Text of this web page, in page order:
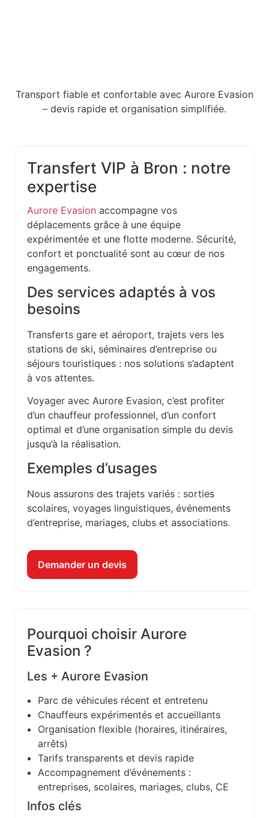
Transport fiable et confortable avec Aurore Evasion
– devis rapide et organisation simplifiée.
Transfert VIP à Bron : notre
expertise
Aurore Evasion accompagne vos
déplacements grâce à une équipe
expérimentée et une flotte moderne. Sécurité,
confort et ponctualité sont au cœur de nos
engagements.
Des services adaptés à vos
besoins
Transferts gare et aéroport, trajets vers les
stations de ski, séminaires d’entreprise ou
séjours touristiques : nos solutions s’adaptent
à vos attentes.
Voyager avec Aurore Evasion, c’est profiter
d’un chauffeur professionnel, d’un confort
optimal et d’une organisation simple du devis
jusqu’à la réalisation.
Exemples d’usages
Nous assurons des trajets variés : sorties
scolaires, voyages linguistiques, événements
d’entreprise, mariages, clubs et associations.
Demander un devis
Pourquoi choisir Aurore
Evasion ?
Les + Aurore Evasion
Parc de véhicules récent et entretenu
Chauffeurs expérimentés et accueillants
Organisation flexible (horaires, itinéraires,
arrêts)
Tarifs transparents et devis rapide
Accompagnement d’événements :
entreprises, scolaires, mariages, clubs, CE
Infos clés